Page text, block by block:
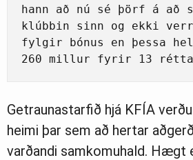
hann að nú sé þörf á að
klúbbin sinn og ekki
fylgir bónus en þessa
260 millur fyrir 13
Getraunastarfið hjá KFÍA
heimi þar sem að hertar
varðandi samkomuhald. Hægt